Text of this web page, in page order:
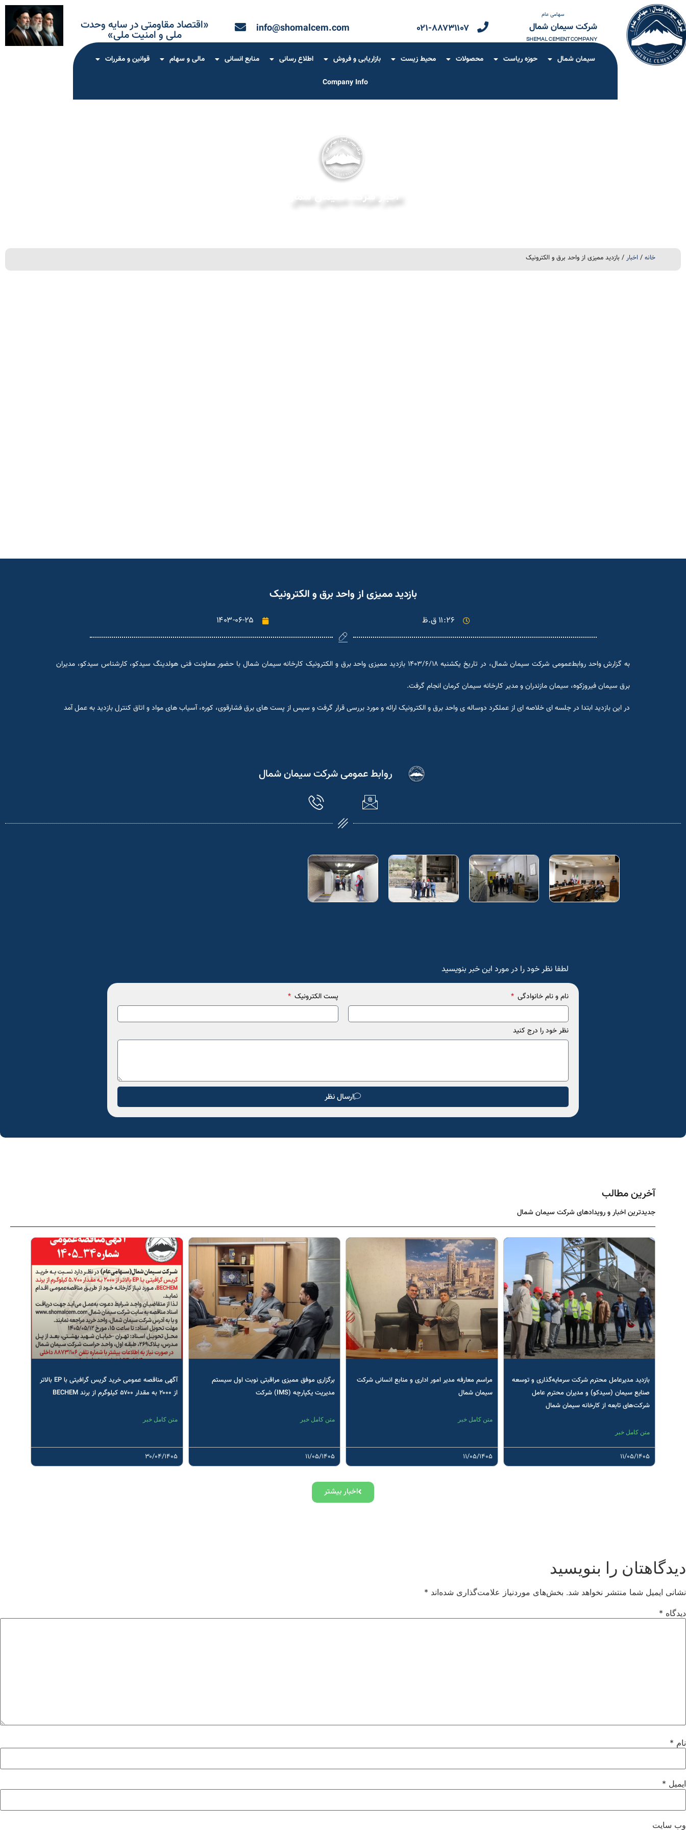
سهامی عام
شرکت سیمان شمال
SHEMAL CEMENT COMPANY
۰۲۱-۸۸۷۳۱۱۰۷ info@shomalcem.com «اقتصاد مقاومتی در سایه وحدت
ملی و امنیت ملی»
سیمان شمال حوزه ریاست محصولات محیط زیست بازاریابی و فروش اطلاع رسانی منابع انسانی مالی و سهام قوانین و مقررات
Company Info
اخبار شرکت سیمان شمال
خانه / اخبار / بازدید ممیزی از واحد برق و الکترونیک
بازدید ممیزی از واحد برق و الکترونیک
۱۱:۲۶ ق.ظ ۱۴۰۳-۰۶-۲۵
به گزارش واحد روابط‌عمومی شرکت سیمان شمال، در تاریخ یکشنبه ۱۴۰۳/۶/۱۸ بازدید ممیزی واحد برق و الکترونیک کارخانه سیمان شمال با حضور معاونت فنی هولدینگ سیدکو، کارشناس سیدکو، مدیران
برق سیمان فیروزکوه، سیمان مازندران و مدیر کارخانه سیمان کرمان انجام گرفت.
در این بازدید ابتدا در جلسه ای خلاصه ای از عملکرد دوساله ی واحد برق و الکترونیک ارائه و مورد بررسی قرار گرفت و سپس از پست های برق فشارقوی، کوره، آسياب های مواد و اتاق کنترل بازدید به عمل آمد
روابط عمومی شرکت سیمان شمال
لطفا نظر خود را در مورد این خبر بنویسید
نام و نام خانوادگی پست الکترونیک
نظر خود را درج کنید
ارسال نظر
آخرین مطالب
جدیدترین اخبار و رویدادهای شرکت سیمان شمال
بازدید مدیرعامل محترم شرکت سرمایه‌گذاری و توسعه
صنایع سیمان (سیدکو) و مدیران محترم عامل
شرکت‌های تابعه از کارخانه سیمان شمال
متن کامل خبر
۱۱/۰۵/۱۴۰۵
مراسم معارفه مدیر امور اداری و منابع انسانی شرکت
سیمان شمال
متن کامل خبر
۱۱/۰۵/۱۴۰۵
برگزاری موفق ممیزی مراقبتی نوبت اول سیستم
مدیریت یکپارچه (IMS) شرکت
متن کامل خبر
۱۱/۰۵/۱۴۰۵
آگهی مناقصه عمومی خرید گریس گرافیتی با EP بالاتر
از ۲۰۰۰ به مقدار ۵۷۰۰ کیلوگرم از برند BECHEM
متن کامل خبر
۳۰/۰۴/۱۴۰۵
اخبار بیشتر
دیدگاهتان را بنویسید
نشانی ایمیل شما منتشر نخواهد شد. بخش‌های موردنیاز علامت‌گذاری شده‌اند *
دیدگاه *
نام *
ایمیل *
وب‌ سایت